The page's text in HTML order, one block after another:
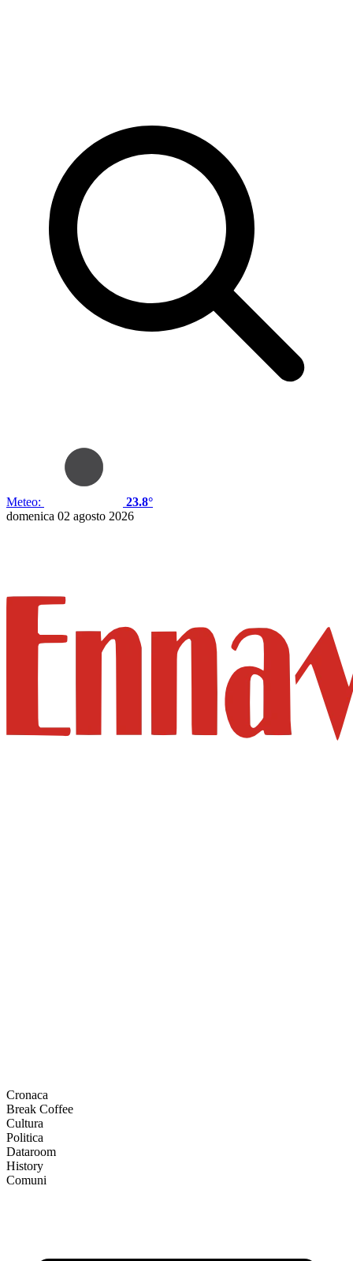
Meteo:
23.8°
domenica 02 agosto 2026
Cronaca
Break Coffee
Cultura
Politica
Dataroom
History
Comuni